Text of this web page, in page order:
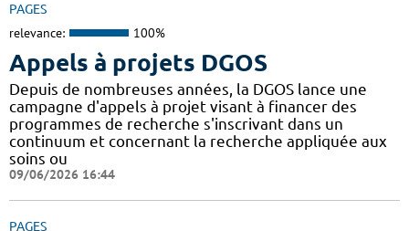
PAGES
relevance: 100%
Appels à projets DGOS
Depuis de nombreuses années, la DGOS lance une
campagne d'appels à projet visant à financer des
programmes de recherche s'inscrivant dans un
continuum et concernant la recherche appliquée aux
soins ou
09/06/2026 16:44
PAGES